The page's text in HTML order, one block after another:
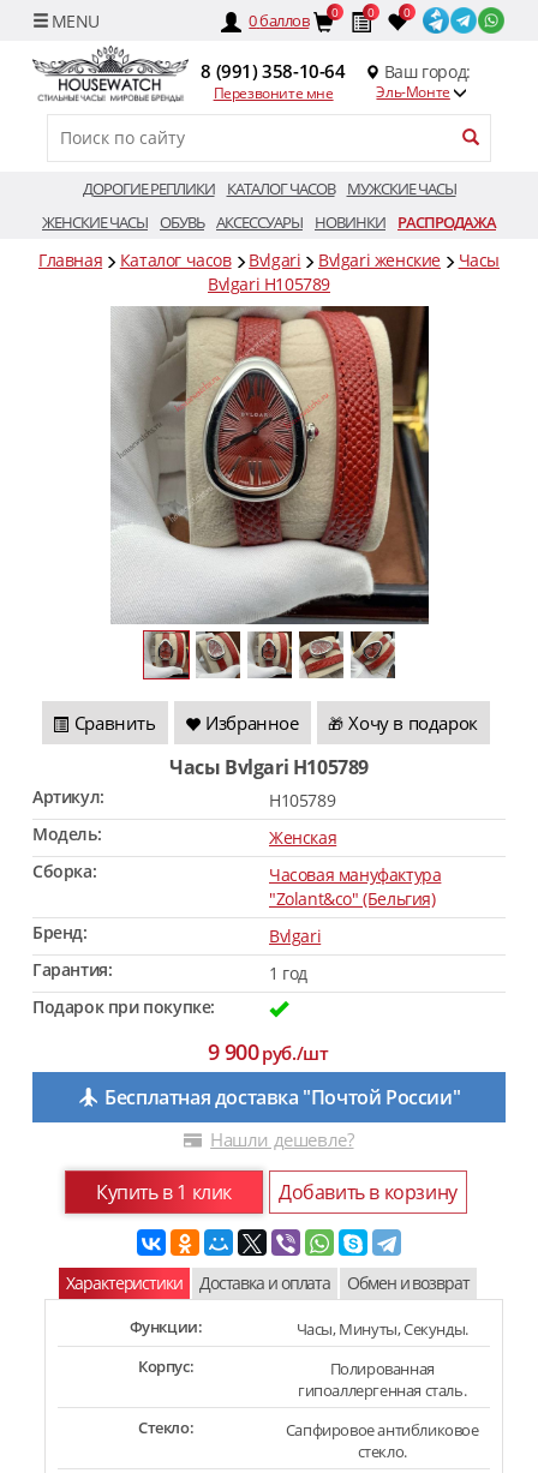
0баллов 0 0 0
8 (991) 358-10-64
Перезвоните мне
Ваш город:
Эль-Монте
ДОРОГИЕ РЕПЛИКИ КАТАЛОГ ЧАСОВ
МУЖСКИЕ ЧАСЫ
ЖЕНСКИЕ ЧАСЫ ОБУВЬ АКСЕССУАРЫ НОВИНКИ РАСПРОДАЖА
Главная Каталог часов Bvlgari Bvlgari женские
Часы
Bvlgari H105789
Сравнить Избранное 🎁 Хочу в подарок
Часы Bvlgari H105789
Артикул:
H105789
Модель:
Женская
Сборка:
Часовая мануфактура
"Zolant&co" (Бельгия)
Бренд:
Bvlgari
Гарантия:
1 год
Подарок при покупке:
9 900руб./шт
Бесплатная доставка "Почтой России"
Нашли дешевле?
Купить в 1 клик Добавить в корзину
Характеристики Доставка и оплата Обмен и возврат
Функции:
Часы, Минуты, Секунды.
Корпус:
Полированная
гипоаллергенная сталь.
Стекло:
Сапфировое антибликовое
стекло.